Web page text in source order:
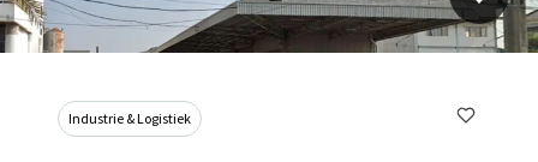
Industrie & Logistiek